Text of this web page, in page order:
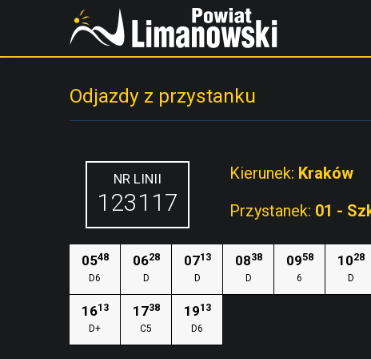
Odjazdy z przystanku
NR LINII
123117
Kierunek: Kraków
Przystanek: 01 -
0548
D6
0628
D
0713
D
0838
D
0958
6
1028
D
1613
D+
1738
C5
1913
D6